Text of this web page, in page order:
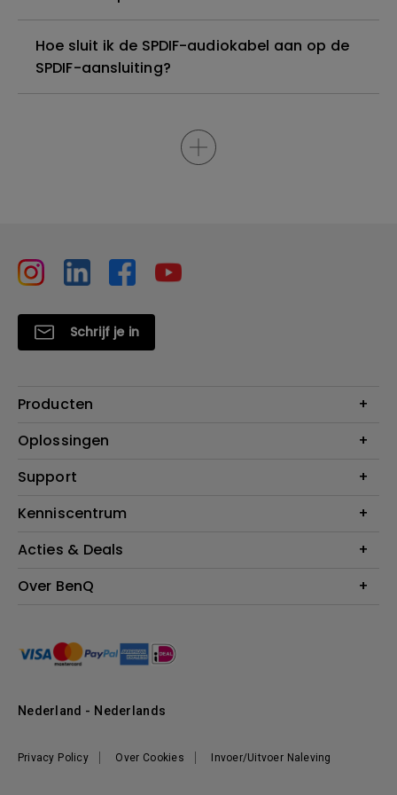
Hoe sluit ik de SPDIF-audiokabel aan op de
SPDIF-aansluiting?
Schrijf je in
Producten
Projectoren
Verlichting
Speakers
Oplossingen
Education
Support
Contact
BenQ Shop - FAQ
BenQ Shop - Retourneren
Kenniscentrum
Blog
Acties & Deals
Evenementen & Promoties
Over BenQ
Management
Nieuws
Werken bij BenQ
Privacy Policy Over Cookies Invoer/Uitvoer Naleving
Nederland - Nederlands